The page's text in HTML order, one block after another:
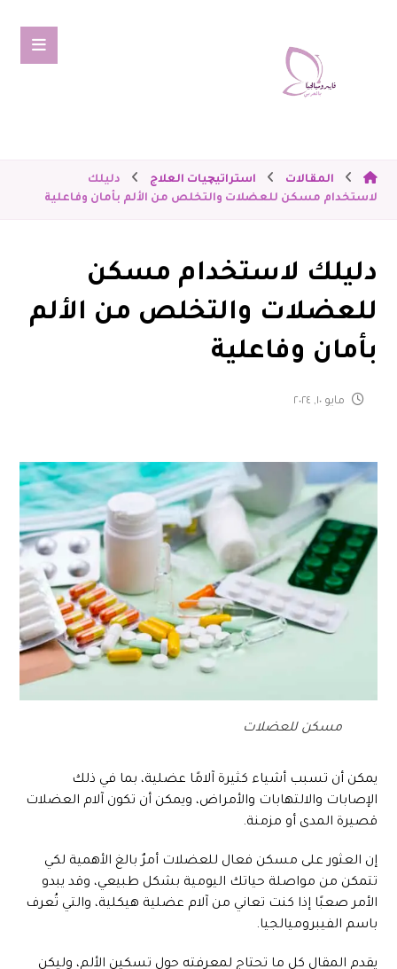
المقالات استراتيچيات العلاج
دليلك
لاستخدام مسكن للعضلات والتخلص من الألم بأمان وفاعلية
دليلك لاستخدام مسكن
للعضلات والتخلص من الألم
بأمان وفاعلية
مايو ١٠, ٢٠٢٤
مسكن للعضلات
يمكن أن تسبب أشياء كثيرة آلامًا عضلية، بما في ذلك
الإصابات والالتهابات والأمراض، ويمكن أن تكون آلام العضلات
قصيرة المدى أو مزمنة.
إن العثور على مسكن فعال للعضلات أمرٌ بالغ الأهمية لكي
تتمكن من مواصلة حياتك اليومية بشكل طبيعي، وقد يبدو
الأمر صعبًا إذا كنت تعاني من آلام عضلية هيكلية، والتي تُعرف
باسم الفيبروميالجيا.
يقدم المقال كل ما تحتاج لمعرفته حول تسكين الألم، وليكن